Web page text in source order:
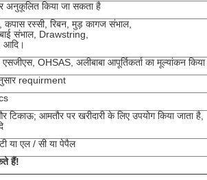
अनुकूलित किया जा सकता है
कपास रस्सी, रिबन, मुड़ कागज संभाल,
संभाल, Drawstring,
आदि।
OHSAS, अलीबाबा आपूर्तिकर्ता का मूल्यांकन किया
requirment
टिकाऊ; आमतौर पर खरीदारी के लिए उपयोग किया जाता है,
या एल / सी या पेपैल
हैं!